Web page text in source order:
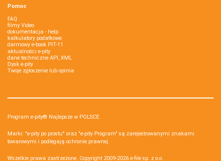
Pomoc
FAQ
filmy Video
dokumentacja - help
kalkulatory podatkowe
darmowy e-book PIT-11
aktualności e-pity
dane techniczne API, XML
Dysk e-pity
Twoje zgłoszenie lub opinia
Program e-pity® Najlepsze w POLSCE.
Marki: "e-pity po prostu" oraz "e-pity Program" są zarejestrowanymi znakami
towarowymi i podlegają ochronie prawnej.
Wszelkie prawa zastrzeżone. Copyright 2009-2026 e-file sp. z o.o.